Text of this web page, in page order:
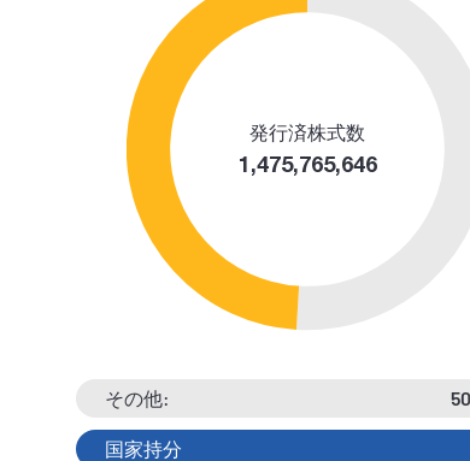
発行済株式数
1,475,765,646
その他:
国家持分